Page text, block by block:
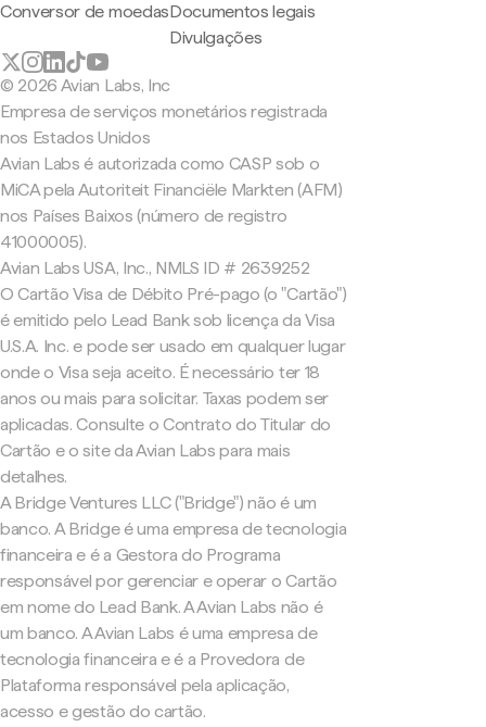
Conversor de moedasDocumentos legais
Divulgações
© 2026 Avian Labs, Inc
Empresa de serviços monetários registrada
nos Estados Unidos
Avian Labs é autorizada como CASP sob o
MiCA pela Autoriteit Financiële Markten (AFM)
nos Países Baixos (número de registro
41000005).
Avian Labs USA, Inc., NMLS ID # 2639252
O Cartão Visa de Débito Pré-pago (o "Cartão")
é emitido pelo Lead Bank sob licença da Visa
U.S.A. Inc. e pode ser usado em qualquer lugar
onde o Visa seja aceito. É necessário ter 18
anos ou mais para solicitar. Taxas podem ser
aplicadas. Consulte o Contrato do Titular do
Cartão e o site da Avian Labs para mais
detalhes.
A Bridge Ventures LLC ("Bridge") não é um
banco. A Bridge é uma empresa de tecnologia
financeira e é a Gestora do Programa
responsável por gerenciar e operar o Cartão
em nome do Lead Bank. A Avian Labs não é
um banco. A Avian Labs é uma empresa de
tecnologia financeira e é a Provedora de
Plataforma responsável pela aplicação,
acesso e gestão do cartão.